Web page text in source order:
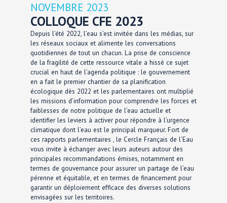
NOVEMBRE 2023
COLLOQUE CFE 2023
Depuis l’été 2022, l’eau s’est invitée dans les médias, sur
les réseaux sociaux et alimente les conversations
quotidiennes de tout un chacun. La prise de conscience
de la fragilité de cette ressource vitale a hissé ce sujet
crucial en haut de l’agenda politique : le gouvernement
en a fait le premier chantier de sa planification
écologique dès 2022 et les parlementaires ont multiplié
les missions d’information pour comprendre les forces et
faiblesses de notre politique de l’eau actuelle et
identifier les leviers à activer pour répondre à l’urgence
climatique dont l’eau est le principal marqueur. Fort de
ces rapports parlementaires , le Cercle Français de l’Eau
vous invite à échanger avec leurs auteurs autour des
principales recommandations émises, notamment en
termes de gouvernance pour assurer un partage de l’eau
pérenne et équitable, et en termes de financement pour
garantir un déploiement efficace des diverses solutions
envisagées sur les territoires.